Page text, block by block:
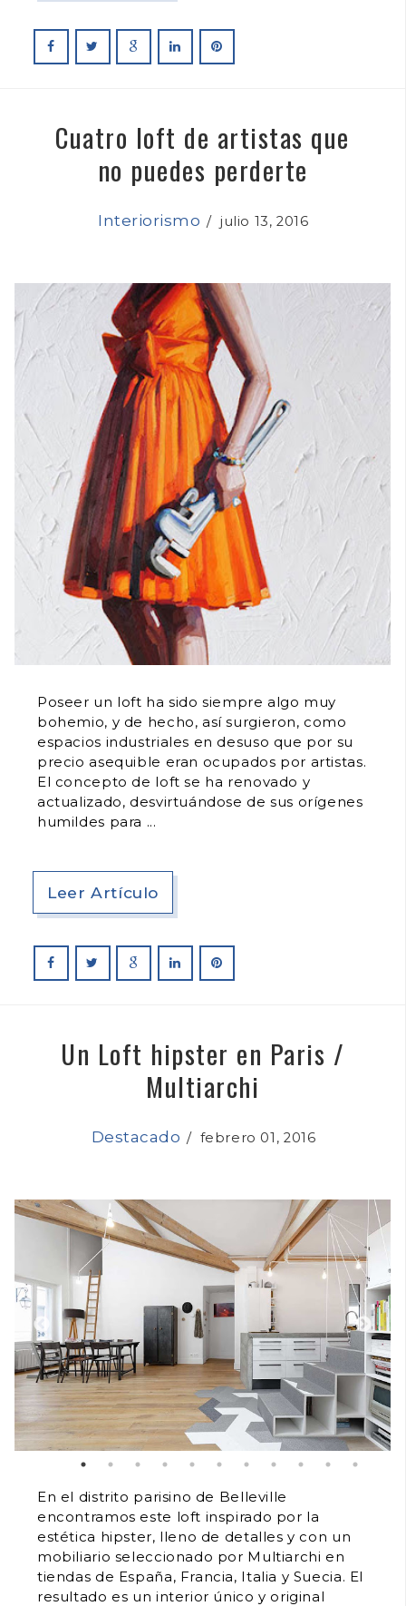
Cuatro loft de artistas que
no puedes perderte
Interiorismo /julio 13, 2016
Poseer un loft ha sido siempre algo muy
bohemio, y de hecho, así surgieron, como
espacios industriales en desuso que por su
precio asequible eran ocupados por artistas.
El concepto de loft se ha renovado y
actualizado, desvirtuándose de sus orígenes
humildes para
Leer Artículo
Un Loft hipster en Paris /
Multiarchi
Destacado /febrero 01, 2016
En el distrito parisino de Belleville
encontramos este loft inspirado por la
estética hipster, lleno de detalles y con un
mobiliario seleccionado por Multiarchi en
tiendas de España, Francia, Italia y Suecia. El
resultado es un interior único y original